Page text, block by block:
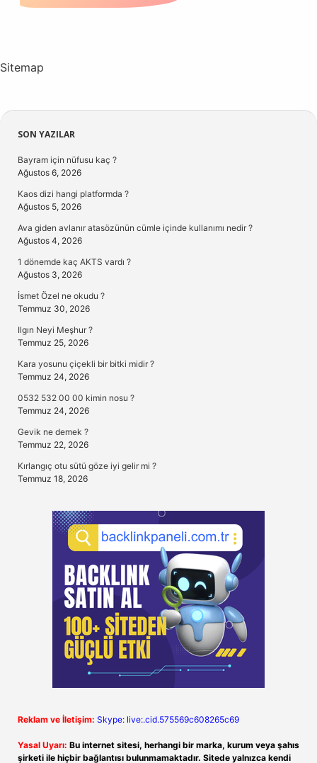
Sitemap
Sidebar
SON YAZILAR
Bayram için nüfusu kaç ?
Ağustos 6, 2026
Kaos dizi hangi platformda ?
Ağustos 5, 2026
Ava giden avlanır atasözünün cümle içinde kullanımı nedir ?
Ağustos 4, 2026
1 dönemde kaç AKTS vardı ?
Ağustos 3, 2026
İsmet Özel ne okudu ?
Temmuz 30, 2026
Ilgın Neyi Meşhur ?
Temmuz 25, 2026
Kara yosunu çiçekli bir bitki midir ?
Temmuz 24, 2026
0532 532 00 00 kimin nosu ?
Temmuz 24, 2026
Gevik ne demek ?
Temmuz 22, 2026
Kırlangıç otu sütü göze iyi gelir mi ?
Temmuz 18, 2026
Reklam ve İletişim: Skype: live:.cid.575569c608265c69
Yasal Uyarı: Bu internet sitesi, herhangi bir marka, kurum veya şahıs
şirketi ile hiçbir bağlantısı bulunmamaktadır. Sitede yalnızca kendi